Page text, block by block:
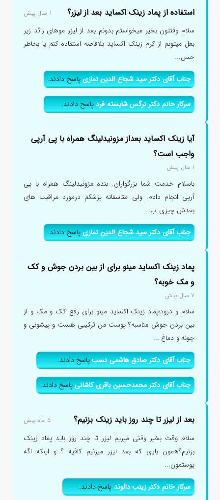
استفاده از پماد زینک اکساید بعد از لیزر؟ ۱ سال پیش
سلام وقتتون بخیر میخواستم بدونم بعد از لیزر موهای زائد زیر
بغل میتونم از کرم زینک اکساید بلافاصه استفاده کنم یا بخاطر
حس...
جناب آقای دکتر سید شجاع الدین نمازیپاسخ دادند.
سرکار خانم دکتر نرگس شایسته فردپاسخ دادند.
آیا زینک اکساید بعداز مزونیدلینگ همراه با پی آرپی
واجب است؟
۱ سال پیش
باسلام خدمت شما بزرگواران. بنده مزونیدلینگ همراه با پی
آرپی انجام دادم. ولی متاسفانه پزشکم درمورد مراقبت های
بعدش چیزی ب...
جناب آقای دکتر سید شجاع الدین نمازیپاسخ دادند.
پماد زینک اکساید مینو برای از بین بردن جوش و کک
و مک خوبه؟
۷ سال پیش
سلام و درود؛پماد زینک اکساید مینو برای رفع کک و مک و از
بین بردن جوش مناسبه؟ پوست من ترکیبی هست و پیشونی و
چونه و دماغ ...
جناب آقای دکتر صادق هاشمی نسبپاسخ دادند.
جناب آقای دکتر محمدحسین باقری کاشانیپاسخ دادند.
بعد از لیزر تا چند روز باید زینک بزنیم؟ ۵ ماه پیش
سلام وقت بخیر وقتی میریم لیزر تا چند روز باید پماد زینک
بزنیم؟همون باری که بعد لیزر میزنیم کافیه ؟ و اینکه اگه
پوستمون...
سرکار خانم دکتر زینب دالوندپاسخ دادند.